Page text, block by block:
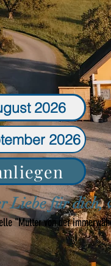
2026
2026
Liebe für dich,
"Mutter von der